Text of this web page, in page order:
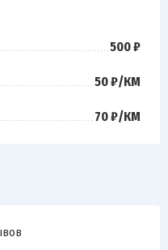
500 ₽
50 ₽/КМ
70 ₽/КМ